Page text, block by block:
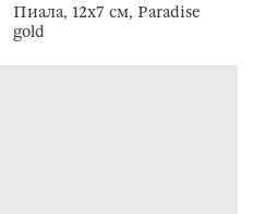
Пиала, 12х7 см, Paradise
gold